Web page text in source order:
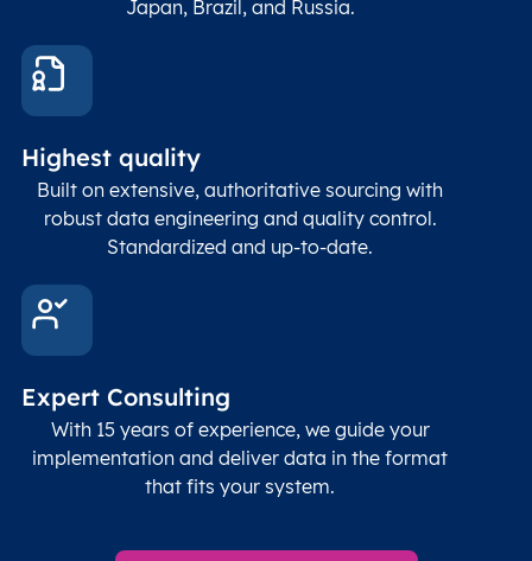
Longitude
Double
coordinates)
Timezone
Japan, Brazil, and Russia.
Highest quality
Built on extensive, authoritative sourcing with
robust data engineering and quality control.
Standardized and up-to-date.
Expert Consulting
With 15 years of experience, we guide your
implementation and deliver data in the format
that fits your system.